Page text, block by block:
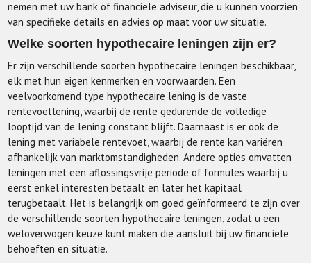
nemen met uw bank of financiële adviseur, die u kunnen voorzien
van specifieke details en advies op maat voor uw situatie.
Welke soorten hypothecaire leningen zijn er?
Er zijn verschillende soorten hypothecaire leningen beschikbaar,
elk met hun eigen kenmerken en voorwaarden. Een
veelvoorkomend type hypothecaire lening is de vaste
rentevoetlening, waarbij de rente gedurende de volledige
looptijd van de lening constant blijft. Daarnaast is er ook de
lening met variabele rentevoet, waarbij de rente kan variëren
afhankelijk van marktomstandigheden. Andere opties omvatten
leningen met een aflossingsvrije periode of formules waarbij u
eerst enkel interesten betaalt en later het kapitaal
terugbetaalt. Het is belangrijk om goed geïnformeerd te zijn over
de verschillende soorten hypothecaire leningen, zodat u een
weloverwogen keuze kunt maken die aansluit bij uw financiële
behoeften en situatie.